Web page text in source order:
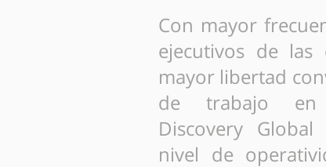
Con mayor
ejecutivos de las
mayor libertad
de trabajo en
Discovery
nivel de